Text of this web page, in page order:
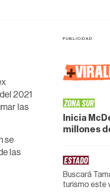
2021
las
se
las
+
ZONA SUR
Inicia
millones
ESTADO
Buscará
turismo este